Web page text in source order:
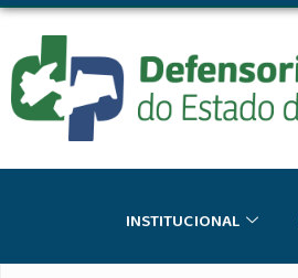
INSTITUCIONAL